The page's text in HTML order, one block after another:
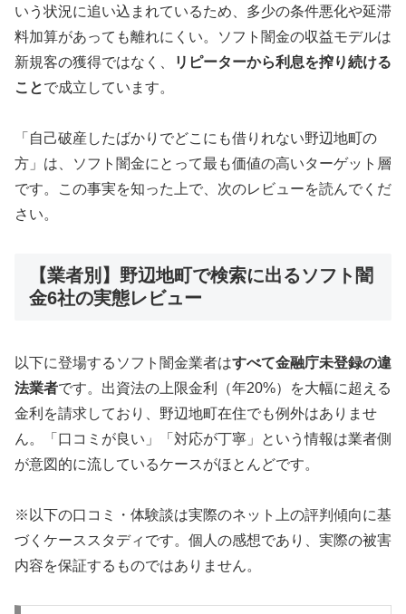
いう状況に追い込まれているため、多少の条件悪化や延滞
料加算があっても離れにくい。ソフト闇金の収益モデルは
新規客の獲得ではなく、
リピーターから利息を搾り続ける
ことで成立しています。
「自己破産したばかりでどこにも借りれない野辺地町の
方」は、ソフト闇金にとって最も価値の高いターゲット層
です。この事実を知った上で、次のレビューを読んでくだ
さい。
【業者別】野辺地町で検索に出るソフト闇
金6社の実態レビュー
以下に登場するソフト闇金業者はすべて金融庁未登録の違
法業者です。出資法の上限金利（年20%）を大幅に超える
金利を請求しており、野辺地町在住でも例外はありませ
ん。「口コミが良い」「対応が丁寧」という情報は業者側
が意図的に流しているケースがほとんどです。
※以下の口コミ・体験談は実際のネット上の評判傾向に基
づくケーススタディです。個人の感想であり、実際の被害
内容を保証するものではありません。